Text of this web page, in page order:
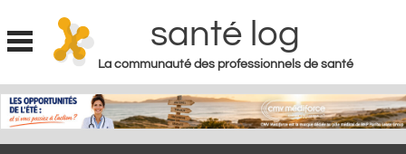
Jump to navigation
santé log
La communauté des professionnels de santé
MON COMPTE